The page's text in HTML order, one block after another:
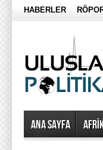
HABERLER
Ana Sayfa